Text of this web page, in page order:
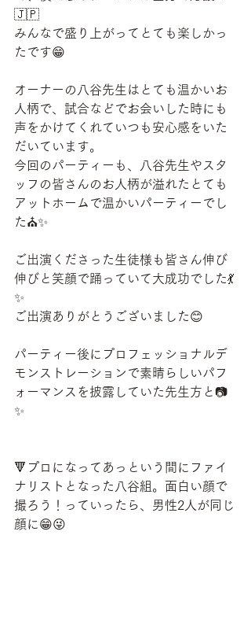
🇯🇵
みんなで盛り上がってとても楽しかっ
たです😁
オーナーの八谷先生はとても温かいお
人柄で、試合などでお会いした時にも
声をかけてくれていつも安心感をいた
だいています。
今回のパーティーも、八谷先生やスタ
ッフの皆さんのお人柄が溢れたとても
アットホームで温かいパーティーでし
た⛪️✨
ご出演くださった生徒様も皆さん伸び
伸びと笑顔で踊っていて大成功でした💃
✨
ご出演ありがとうございました😊
パーティー後にプロフェッショナルデ
モンストレーションで素晴らしいパフ
ォーマンスを披露していた先生方と📷
✨
🔻プロになってあっという間にファイ
ナリストとなった八谷組。面白い顔で
撮ろう！っていったら、男性2人が同じ
顔に😁😜